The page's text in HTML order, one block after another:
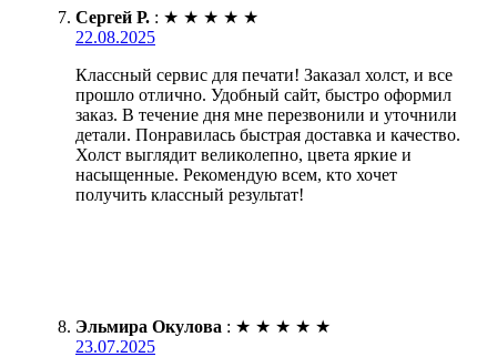
Сергей Р. : ★ ★ ★ ★ ★
22.08.2025
Классный сервис для печати! Заказал холст, и все
прошло отлично. Удобный сайт, быстро оформил
заказ. В течение дня мне перезвонили и уточнили
детали. Понравилась быстрая доставка и качество.
Холст выглядит великолепно, цвета яркие и
насыщенные. Рекомендую всем, кто хочет
получить классный результат!
Эльмира Окулова : ★ ★ ★ ★ ★
23.07.2025